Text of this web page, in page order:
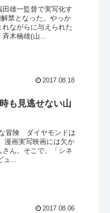
雄一監督で実写化す
禁となった。やっか
ながらに与えられた
木楠雄(山...
2017.08.18
も見逃せない山
冒険 ダイヤモンドは
漫画実写映画には欠か
ん。そこで、「シネ
...
2017.08.06